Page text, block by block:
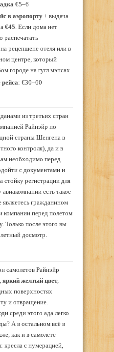
€5–6
в аэропорту+ выдача
€45. Если дома нет
распечатать
рецепшене отеля или в
центре, который
городе на гугл мэпсах
: €30–60
из третьих стран
Райнэйр по
страны Шенгена в
контроля), да и в
необходимо перед
с документами и
регистрации для
есть такое
являетесь гражданином
компании перед полетом
Только после этого вы
досмотр.
самолетов Райнэйр
яркий желтый цвет,
поверхностях
и отвращение.
среди этого ада легко
А в остальном всё в
как и в самолете
кресла с нумерацией,